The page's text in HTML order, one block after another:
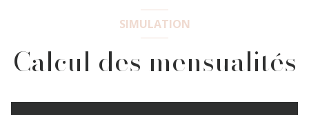
SIMULATION
Calcul des mensualités